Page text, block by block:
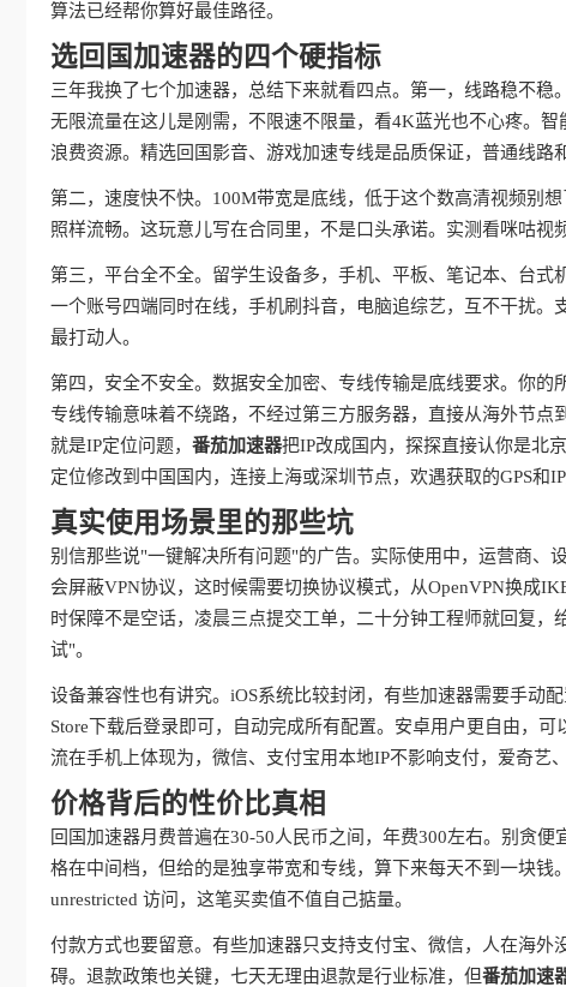
算法已经帮你算好最佳路径。
选回国加速器的四个硬指标
三年我换了七个加速器，总结下来就看四点。第一，线路稳不稳
无限流量在这儿是刚需，不限速不限量，看4K蓝光也不心疼。
浪费资源。精选回国影音、游戏加速专线是品质保证，普通线路
第二，速度快不快。100M带宽是底线，低于这个数高清视频别想
照样流畅。这玩意儿写在合同里，不是口头承诺。实测看咪咕视
第三，平台全不全。留学生设备多，手机、平板、笔记本、台式
一个账号四端同时在线，手机刷抖音，电脑追综艺，互不干扰
最打动人。
第四，安全不安全。数据安全加密、专线传输是底线要求。你的
专线传输意味着不绕路，不经过第三方服务器，直接从海外节
就是IP定位问题， 番茄加速器把IP改成国内，探探直接认你是北
定位修改到中国国内，连接上海或深圳节点，欢遇获取的GPS和
真实使用场景里的那些坑
别信那些说"一键解决所有问题"的广告。实际使用中，运营商、
会屏蔽VPN协议，这时候需要切换协议模式，从OpenVPN换成
时保障不是空话，凌晨三点提交工单，二十分钟工程师就回复
试"。
设备兼容性也有讲究。iOS系统比较封闭，有些加速器需要手动配
Store下载后登录即可，自动完成所有配置。安卓用户更自由，
流在手机上体现为，微信、支付宝用本地IP不影响支付，爱奇艺
价格背后的性价比真相
回国加速器月费普遍在30-50人民币之间，年费300左右。别贪
格在中间档，但给的是独享带宽和专线，算下来每天不到一块
unrestricted 访问，这笔买卖值不值自己掂量。
付款方式也要留意。有些加速器只支持支付宝、微信，人在海外
碍。退款政策也关键，七天无理由退款是行业标准，但番茄加速